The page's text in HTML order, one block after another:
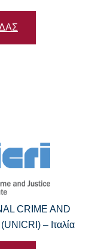
CRIME AND
– Ιταλία